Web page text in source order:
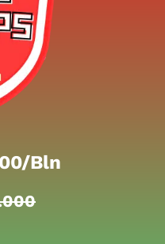
bln